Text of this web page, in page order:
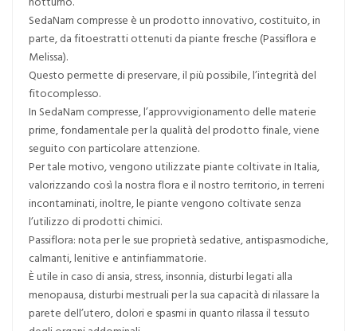
SedaNam compresse è un prodotto innovativo, costituito, in
parte, da fitoestratti ottenuti da piante fresche (Passiflora e
Melissa).
Questo permette di preservare, il più possibile, l’integrità del
fitocomplesso.
In SedaNam compresse, l’approvvigionamento delle materie
prime, fondamentale per la qualità del prodotto finale, viene
seguito con particolare attenzione.
Per tale motivo, vengono utilizzate piante coltivate in Italia,
valorizzando così la nostra flora e il nostro territorio, in terreni
incontaminati, inoltre, le piante vengono coltivate senza
l’utilizzo di prodotti chimici.
Passiflora: nota per le sue proprietà sedative, antispasmodiche,
calmanti, lenitive e antinfiammatorie.
È utile in caso di ansia, stress, insonnia, disturbi legati alla
menopausa, disturbi mestruali per la sua capacità di rilassare la
parete dell’utero, dolori e spasmi in quanto rilassa il tessuto